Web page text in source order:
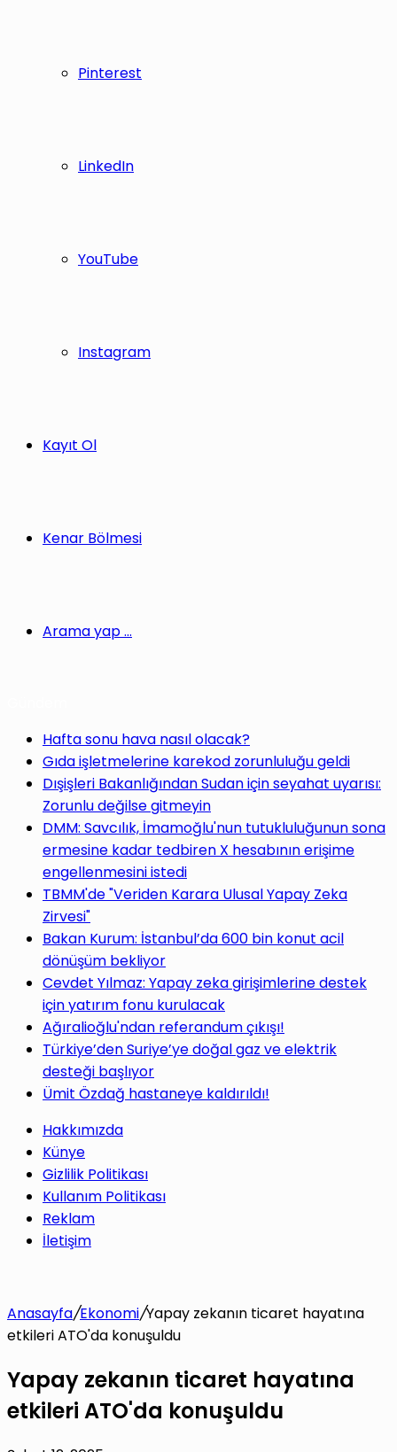
Pinterest
LinkedIn
YouTube
Instagram
Kayıt Ol
Kenar Bölmesi
Arama yap ...
Hafta sonu hava nasıl olacak?
Gıda işletmelerine karekod zorunluluğu geldi
Dışişleri Bakanlığından Sudan için seyahat uyarısı:
Zorunlu değilse gitmeyin
DMM: Savcılık, İmamoğlu'nun tutukluluğunun sona
ermesine kadar tedbiren X hesabının erişime
engellenmesini istedi
TBMM'de "Veriden Karara Ulusal Yapay Zeka
Zirvesi"
Bakan Kurum: İstanbul’da 600 bin konut acil
dönüşüm bekliyor
Cevdet Yılmaz: Yapay zeka girişimlerine destek
için yatırım fonu kurulacak
Ağıralioğlu'ndan referandum çıkışı!
Türkiye’den Suriye’ye doğal gaz ve elektrik
desteği başlıyor
Ümit Özdağ hastaneye kaldırıldı!
Hakkımızda
Künye
Gizlilik Politikası
Kullanım Politikası
Reklam
İletişim
Anasayfa/Ekonomi/Yapay zekanın ticaret hayatına
etkileri ATO'da konuşuldu
Yapay zekanın ticaret hayatına
etkileri ATO'da konuşuldu